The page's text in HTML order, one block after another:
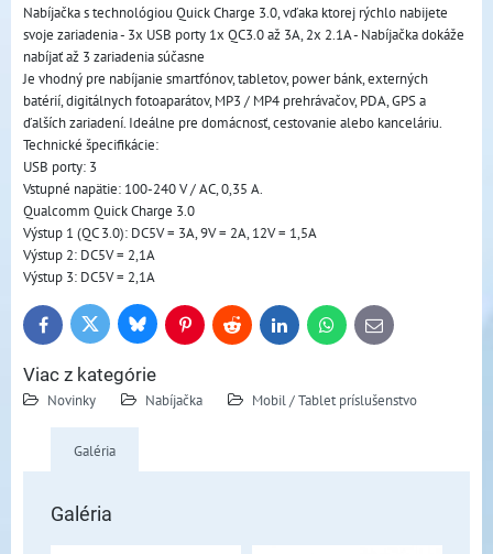
Nabíjačka s technológiou Quick Charge 3.0, vďaka ktorej rýchlo nabijete
svoje zariadenia - 3x USB porty 1x QC3.0 až 3A, 2x 2.1A - Nabíjačka dokáže
nabíjať až 3 zariadenia súčasne
Je vhodný pre nabíjanie smartfónov, tabletov, power bánk, externých
batérií, digitálnych fotoaparátov, MP3 / MP4 prehrávačov, PDA, GPS a
ďalších zariadení. Ideálne pre domácnosť, cestovanie alebo kanceláriu.
Technické špecifikácie:
USB porty: 3
Vstupné napätie: 100-240 V / AC, 0,35 A.
Qualcomm Quick Charge 3.0
Výstup 1 (QC 3.0): DC5V = 3A, 9V = 2A, 12V = 1,5A
Výstup 2: DC5V = 2,1A
Výstup 3: DC5V = 2,1A
FacebookTwitter BlueskyPinterestReddit LinkedInWhatsApp
E-
mail
Viac z kategórie
Novinky Nabíjačka Mobil / Tablet príslušenstvo
Galéria
Galéria